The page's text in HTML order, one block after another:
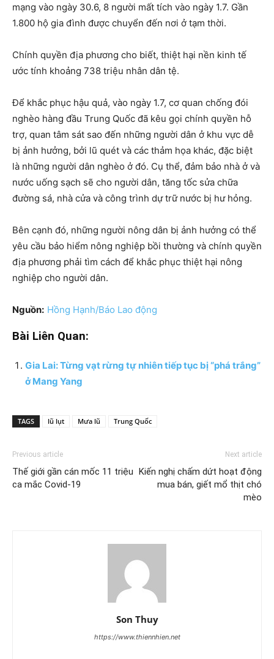
mạng vào ngày 30.6, 8 người mất tích vào ngày 1.7. Gần
1.800 hộ gia đình được chuyển đến nơi ở tạm thời.
Chính quyền địa phương cho biết, thiệt hại nền kinh tế
ước tính khoảng 738 triệu nhân dân tệ.
Để khắc phục hậu quả, vào ngày 1.7, cơ quan chống đói
nghèo hàng đầu Trung Quốc đã kêu gọi chính quyền hỗ
trợ, quan tâm sát sao đến những người dân ở khu vực dễ
bị ảnh hưởng, bởi lũ quét và các thảm họa khác, đặc biệt
là những người dân nghèo ở đó. Cụ thể, đảm bảo nhà ở và
nước uống sạch sẽ cho người dân, tăng tốc sửa chữa
đường sá, nhà cửa và công trình dự trữ nước bị hư hỏng.
Bên cạnh đó, những người nông dân bị ảnh hưởng có thể
yêu cầu bảo hiểm nông nghiệp bồi thường và chính quyền
địa phương phải tìm cách để khắc phục thiệt hại nông
nghiệp cho người dân.
Nguồn: Hồng Hạnh/Báo Lao động
Bài Liên Quan:
Gia Lai: Từng vạt rừng tự nhiên tiếp tục bị “phá trắng”
ở Mang Yang
TAGS lũ lụt Mưa lũ Trung Quốc
Previous article
Thế giới gần cán mốc 11 triệu
ca mắc Covid-19
Next article
Kiến nghị chấm dứt hoạt động
mua bán, giết mổ thịt chó
mèo
Son Thuy
https://www.thiennhien.net